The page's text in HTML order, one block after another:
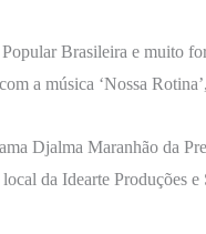
Brasileira e muito
a música ‘Nossa
Djalma Maranhão da
da Idearte Produções e